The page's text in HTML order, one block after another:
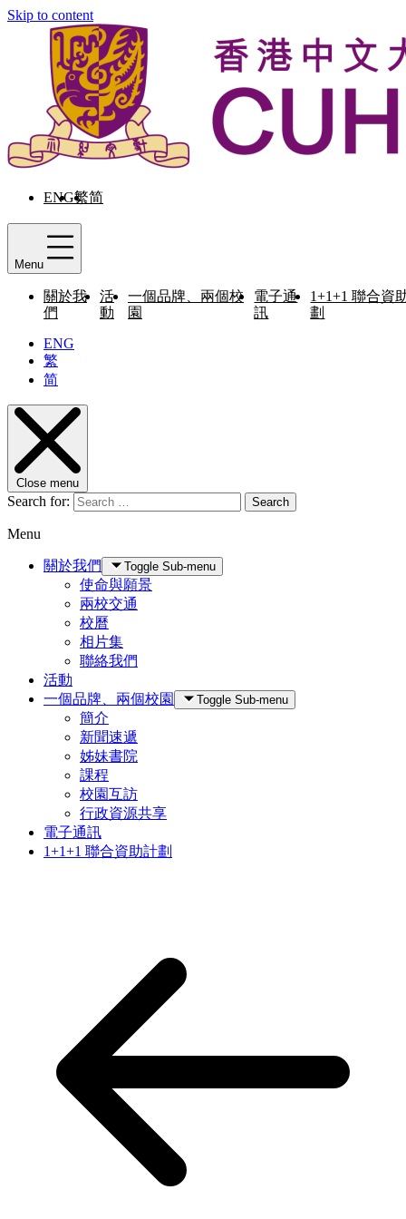
Skip to content
ENG繁简
Menu
關於我
們
活
動
一個品牌、兩個校
園
電子通
訊
1+1+1 聯合資
劃
ENG
繁
简
Close menu
Search for: Search
Menu
關於我們 Toggle Sub-menu
使命與願景
兩校交通
校曆
相片集
聯絡我們
活動
一個品牌、兩個校園
Toggle Sub-menu
簡介
新聞速遞
姊妹書院
課程
校園互訪
行政資源共享
電子通訊
1+1+1 聯合資助計劃